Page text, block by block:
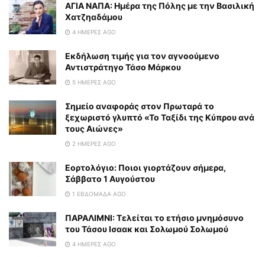
ΑΓΙΑ ΝΑΠΑ: Ημέρα της Πόλης με την Βασιλική
Χατζηαδάμου
4 ΗΜΈΡΕΣ AGO
Εκδήλωση τιμής για τον αγνοούμενο
Αντιστράτηγο Τάσο Μάρκου
5 ΗΜΈΡΕΣ AGO
Σημείο αναφοράς στον Πρωταρά το
ξεχωριστό γλυπτό «Το Ταξίδι της Κύπρου ανά
τους Αιώνες»
2 ΗΜΈΡΕΣ AGO
Εορτολόγιο: Ποιοι γιορτάζουν σήμερα,
Σάββατο 1 Αυγούστου
1 ΕΒΔΟΜΆΔΑ AGO
ΠΑΡΑΛΙΜΝΙ: Τελείται το ετήσιο μνημόσυνο
του Τάσου Ισαακ και Σολωμού Σολωμού
4 ΗΜΈΡΕΣ AGO